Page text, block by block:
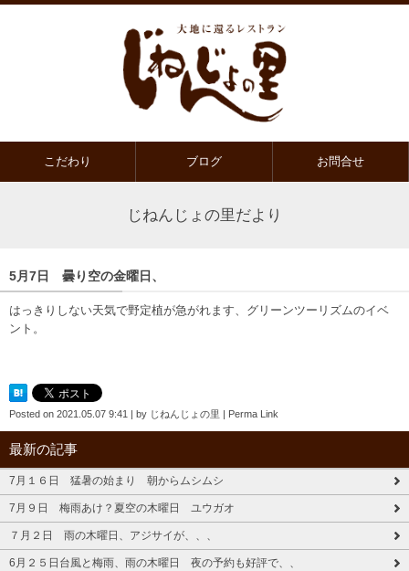
こだわり ブログ お問合せ
じねんじょの里だより
5月7日 曇り空の金曜日、
はっきりしない天気で野定植が急がれます、グリーンツーリズムのイベ
ント。
Posted on 2021.05.07 9:41 | by じねんじょの里 | Perma Link
最新の記事
7月１６日 猛暑の始まり 朝からムシムシ
7月９日 梅雨あけ？夏空の木曜日 ユウガオ
７月２日 雨の木曜日、アジサイが、、、
6月２５日台風と梅雨、雨の木曜日 夜の予約も好評で、、